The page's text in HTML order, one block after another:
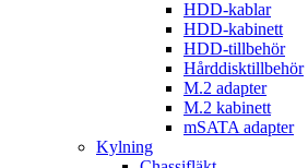
HDD-kablar
HDD-kabinett
HDD-tillbehör
Hårddisktillbehör
M.2 adapter
M.2 kabinett
mSATA adapter
Kylning